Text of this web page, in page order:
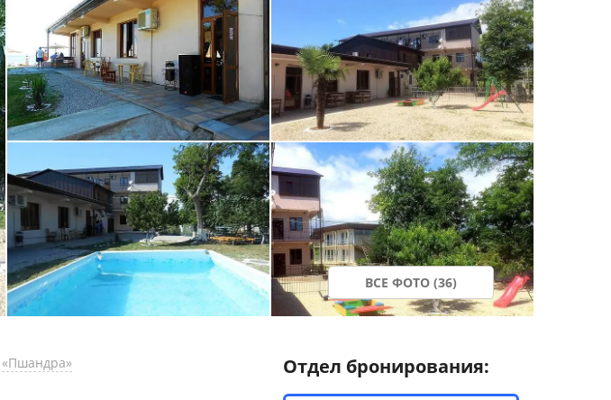
ВСЕ ФОТО (36)
«Пшандра»
Отдел бронирования: